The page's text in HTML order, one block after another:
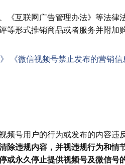
《互联网广告管理办法》等法律
等形式推销商品或者服务并附加
《微信视频号禁止发布的营销信
频号用户的行为或发布的内容违
除违规内容，并视违规行为和情
或永久停止提供视频号及微信号